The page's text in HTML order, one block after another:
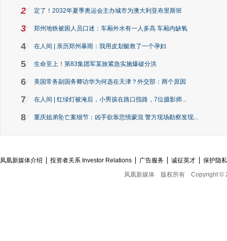
2 定了！2032年夏季奥运会主办城市为澳大利亚布里斯班
3 郑州地铁被困人员口述：车厢外水有一人多高 车厢内缺氧
4 在人间 | 亲历郑州暴雨：我用皮划艇救了一个孕妇
5 生命至上！第83集团军某旅紧急实施爆破分洪
6 美国常务副国务卿访华为何选在天津？外交部：两个原因
7 在人间 | 红绿灯被淹后，小男孩在路口指路，7位摄影师...
8 重庆姐弟坠亡案细节：凶手欲靠悲情蒙混 警方现场勘察发现...
凤凰新媒体介绍 投资者关系 Investor Relations 广告服务 诚征英才
保护隐
凤凰新媒体
版权所有 Copyright ©